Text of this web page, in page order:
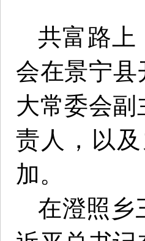
共富路上
会在景宁县
大常委会
责人，以
加。
在澄照乡